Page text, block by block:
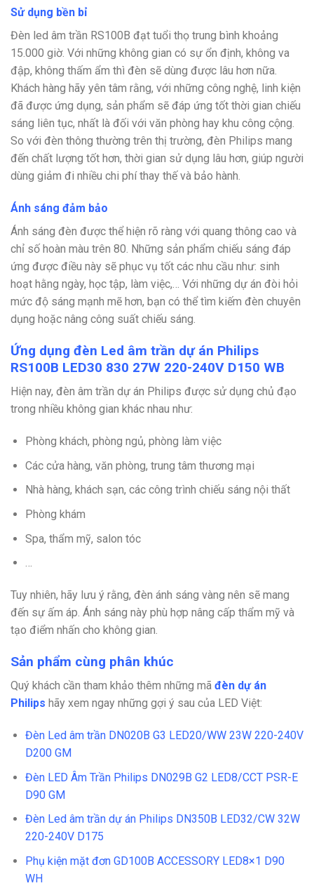
Sử dụng bền bỉ
Đèn led âm trần RS100B đạt tuổi thọ trung bình khoảng
15.000 giờ. Với những không gian có sự ổn định, không va
đập, không thấm ẩm thì đèn sẽ dùng được lâu hơn nữa.
Khách hàng hãy yên tâm rằng, với những công nghệ, linh kiện
đã được ứng dụng, sản phẩm sẽ đáp ứng tốt thời gian chiếu
sáng liên tục, nhất là đối với văn phòng hay khu công cộng.
So với đèn thông thường trên thị trường, đèn Philips mang
đến chất lượng tốt hơn, thời gian sử dụng lâu hơn, giúp người
dùng giảm đi nhiều chi phí thay thế và bảo hành.
Ánh sáng đảm bảo
Ánh sáng đèn được thể hiện rõ ràng với quang thông cao và
chỉ số hoàn màu trên 80. Những sản phẩm chiếu sáng đáp
ứng được điều này sẽ phục vụ tốt các nhu cầu như: sinh
hoạt hằng ngày, học tập, làm việc,… Với những dự án đòi hỏi
mức độ sáng mạnh mẽ hơn, bạn có thể tìm kiếm đèn chuyên
dụng hoặc nâng công suất chiếu sáng.
Ứng dụng đèn Led âm trần dự án Philips
RS100B LED30 830 27W 220-240V D150 WB
Hiện nay, đèn âm trần dự án Philips được sử dụng chủ đạo
trong nhiều không gian khác nhau như:
Phòng khách, phòng ngủ, phòng làm việc
Các cửa hàng, văn phòng, trung tâm thương mại
Nhà hàng, khách sạn, các công trình chiếu sáng nội thất
Phòng khám
Spa, thẩm mỹ, salon tóc
…
Tuy nhiên, hãy lưu ý rằng, đèn ánh sáng vàng nên sẽ mang
đến sự ấm áp. Ánh sáng này phù hợp nâng cấp thẩm mỹ và
tạo điểm nhấn cho không gian.
Sản phẩm cùng phân khúc
Quý khách cần tham khảo thêm những mã đèn dự án
Philips hãy xem ngay những gợi ý sau của LED Việt:
Đèn Led âm trần DN020B G3 LED20/WW 23W 220-240V
D200 GM
Đèn LED Âm Trần Philips DN029B G2 LED8/CCT PSR-E
D90 GM
Đèn Led âm trần dự án Philips DN350B LED32/CW 32W
220-240V D175
Phụ kiện mặt đơn GD100B ACCESSORY LED8×1 D90
WH